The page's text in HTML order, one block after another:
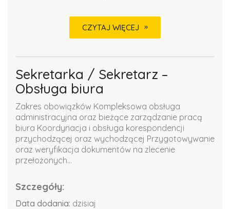
CZYTAJ WIĘCEJ
Sekretarka / Sekretarz –
Obsługa biura
Zakres obowiązków Kompleksowa obsługa
administracyjna oraz bieżące zarządzanie pracą
biura Koordynacja i obsługa korespondencji
przychodzącej oraz wychodzącej Przygotowywanie
oraz weryfikacja dokumentów na zlecenie
przełożonych...
Szczegóły:
Data dodania: dzisiaj